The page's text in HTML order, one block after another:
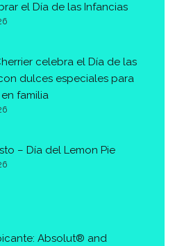
el Día de las Infancias
celebra el Día de las
dulces especiales para
familia
– Día del Lemon Pie
Absolut® and